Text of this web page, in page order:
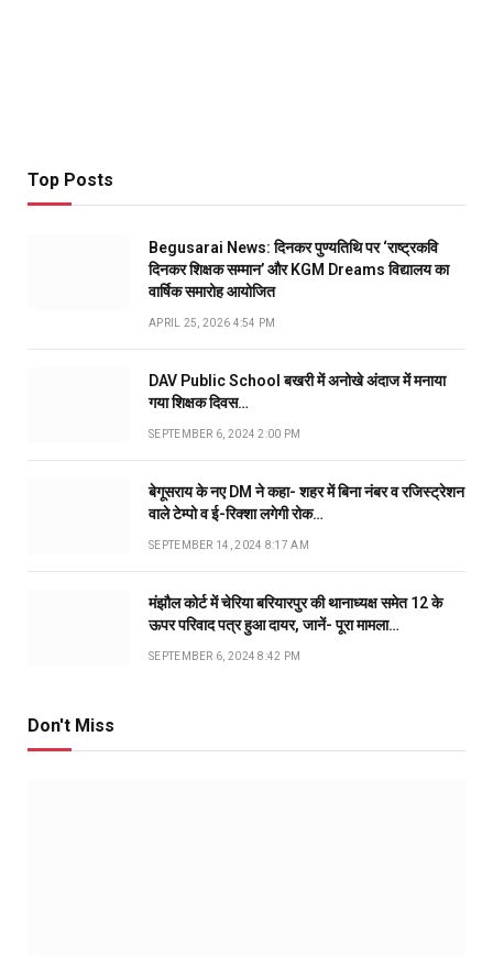
Top Posts
Begusarai News: दिनकर पुण्यतिथि पर ‘राष्ट्रकवि
दिनकर शिक्षक सम्मान’ और KGM Dreams विद्यालय का
वार्षिक समारोह आयोजित
APRIL 25, 2026 4:54 PM
DAV Public School बखरी में अनोखे अंदाज में मनाया
गया शिक्षक दिवस…
SEPTEMBER 6, 2024 2:00 PM
बेगूसराय के नए DM ने कहा- शहर में बिना नंबर व रजिस्ट्रेशन
वाले टेम्पो व ई-रिक्शा लगेगी रोक…
SEPTEMBER 14, 2024 8:17 AM
मंझौल कोर्ट में चेरिया बरियारपुर की थानाध्यक्ष समेत 12 के
ऊपर परिवाद पत्र हुआ दायर, जानें- पूरा मामला…
SEPTEMBER 6, 2024 8:42 PM
Don't Miss